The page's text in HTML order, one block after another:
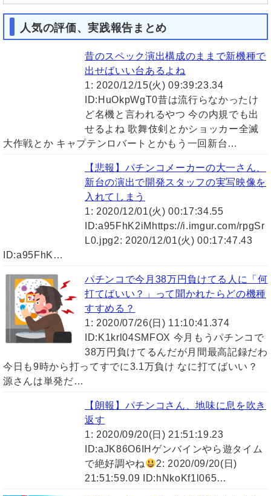
人気の評価、実践報告まとめ
昔のスペック演出構成のままで新機種で
出せばいい台あるよね
1: 2020/12/15(火) 09:39:23.34
ID:HuOkpWgT0昔は流行らなかったけ
ど名機と言われるやつ 今の内規でも出
せるよね 歌舞伎剣とかショッカー全滅
大作戦とか キャプテンロバートとかもう一回新台…
【悲報】パチンコメーカーの大一さん、
新台の演出で開発スタッフの実写映像を
入れてしまう
1: 2020/12/01(火) 00:17:34.55
ID:a95FhK2iMhttps://i.imgur.com/rpgSr
L0.jpg2: 2020/12/01(火) 00:17:47.43
ID:a95FhK…
パチンコで今月38万円負けてる人に「何
打てばいい？」って聞かれたらどの機種
すすめる？
1: 2020/07/26(日) 11:10:41.374
ID:K1krl04SMFOX 今月もうパチンコで
38万円負けてるんだが月間最高記録だわ
今日も9時から打ってすでに3.1万負け なに打てばいい？
源さんは単発だ…
【朗報】パチンコさん、地味に息を吹き
返す
1: 2020/09/20(日) 21:51:19.23
ID:aJK86O6IHゲンバインやら遊タイム
で絶好調やね
2: 2020/09/20(日)
21:51:59.09 ID:hNkoKf1l065…